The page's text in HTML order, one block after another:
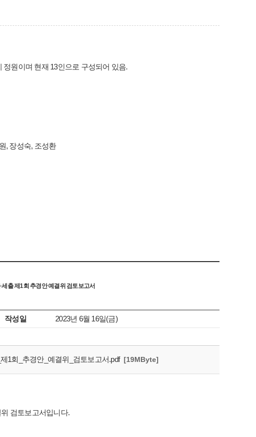
원이며 현재 13인으로 구성되어 있음.
, 장성숙, 조성환
출 제1회 추경안 예결위 검토보고서
작성일 2023년 6월 16일(금)
1회_추경안_예결위_검토보고서.pdf [19MByte]
검토보고서입니다.